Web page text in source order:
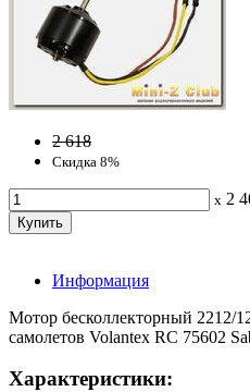
2 618
Скидка 8%
x 2
Информация
Мотор бесколлекторный 2212/
самолетов Volantex RC 75602
Характеристики: